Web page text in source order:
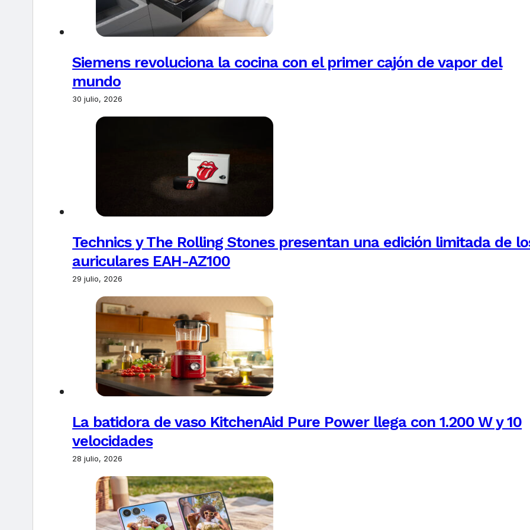
Siemens revoluciona la cocina con el primer cajón de vapor del
mundo
30 julio, 2026
Technics y The Rolling Stones presentan una edición limitada de
auriculares EAH-AZ100
29 julio, 2026
La batidora de vaso KitchenAid Pure Power llega con 1.200 W y 10
velocidades
28 julio, 2026